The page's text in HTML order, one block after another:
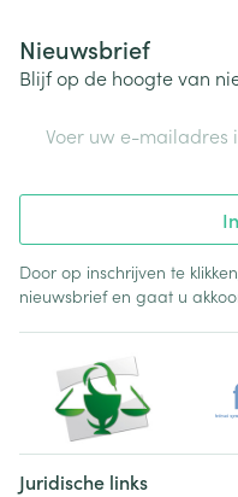
Nieuwsbrief
Blijf op de hoogte van
Door op inschrijven te
nieuwsbrief en gaat u
Juridische links